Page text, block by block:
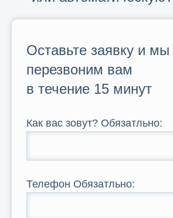
Оставьте заявку и мы
перезвоним вам
в течение 15 минут
Как вас зовут? Обязатльно:
Телефон Обязатльно: